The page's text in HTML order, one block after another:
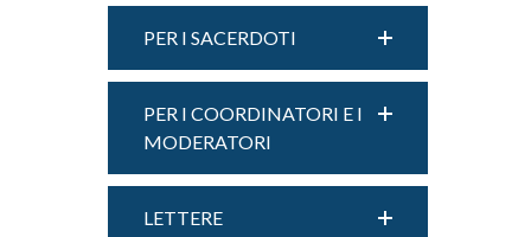
PER I SACERDOTI
PER I COORDINATORI E I
MODERATORI
LETTERE